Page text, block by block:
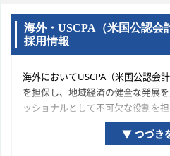
海外・USCPA（米国公認会
採用情報
海外においてUSCPA（米国公認会
を担保し、地域経済の健全な発展
ッショナルとして不可欠な役割を
計事務所や税理士法人といった士
を牽引する優良企業の経理・財務
▼ つづき